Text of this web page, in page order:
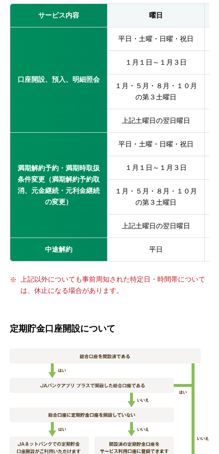
サービス内容 曜日
口座開設、預入、明細照会
平日・土曜・日曜・祝日
１月１日～１月３日
１月・５月・８月・１０月
の第３土曜日
上記土曜日の翌日曜日
満期解約予約・満期時取扱
条件変更（満期解約予約取
消、元金継続・元利金継続
の変更）
平日・土曜・日曜・祝日
１月１日～１月３日
１月・５月・８月・１０月
の第３土曜日
上記土曜日の翌日曜日
中途解約 平日
上記以外についても事前周知された特定日・時間帯について
は、休止になる場合があります。
定期貯金口座開設について